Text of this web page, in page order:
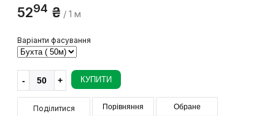
5294 ₴ / 1 м
Варіанти фасування
КУПИТИ
Поділитися Порівняння Обране